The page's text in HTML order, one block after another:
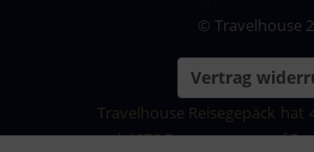
© Travelhouse
Vertrag
Travelhouse Reisegepäck hat
|1876Bewertungen auf